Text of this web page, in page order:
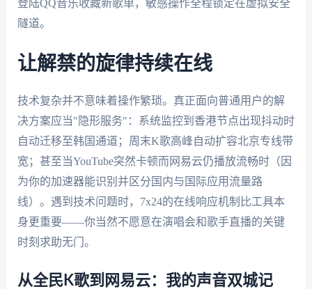
登陆QQ音乐收藏新歌单，敏感操作全程锁定在虚拟安全
隧道。
让解禁的旋律持续在线
技术复杂并不意味着操作繁琐。真正面向普通用户的解
决方案应当"隐形服务"：系统监控到香港节点出现抖动时
自动迁移至韩国通道；周末K歌高峰自动扩容北京专线带
宽；甚至当YouTube突然卡顿而网易云仍播放流畅时（因
为你的加速器能识别并区分国内与国际应用流量路
线）。遇到技术问题时，7x24的在线响应机制比工具本
身更重要——你当然不愿意在演唱会和歌手直播的关键
时刻求助无门。
从全民K歌到网易云：我的声音双城记